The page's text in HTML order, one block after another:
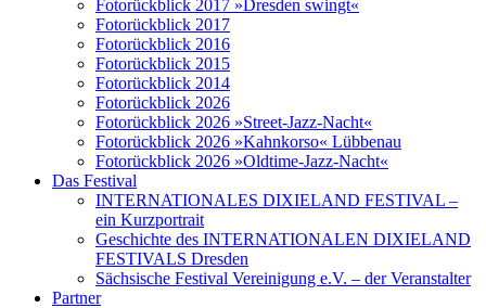
Fotorückblick 2017 »Dresden swingt«
Fotorückblick 2017
Fotorückblick 2016
Fotorückblick 2015
Fotorückblick 2014
Fotorückblick 2026
Fotorückblick 2026 »Street-Jazz-Nacht«
Fotorückblick 2026 »Kahnkorso« Lübbenau
Fotorückblick 2026 »Oldtime-Jazz-Nacht«
Das Festival
INTERNATIONALES DIXIELAND FESTIVAL –
ein Kurzportrait
Geschichte des INTERNATIONALEN DIXIELAND
FESTIVALS Dresden
Sächsische Festival Vereinigung e.V. – der Veranstalter
Partner